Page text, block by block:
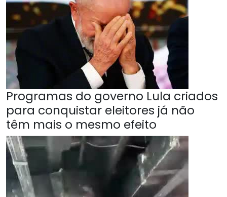
Programas do governo Lula criados
para conquistar eleitores já não
têm mais o mesmo efeito